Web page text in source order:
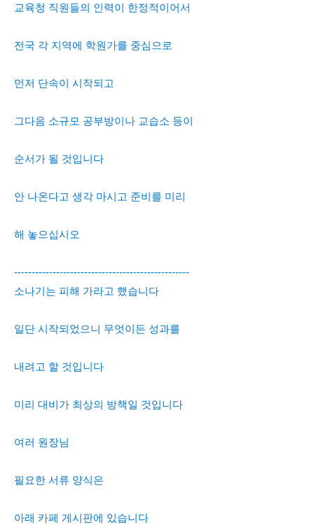
교육청 직원들의 인력이 한정적이어서
전국 각 지역에 학원가를 중심으로
먼저 단속이 시작되고
그다음 소규모 공부방이나 교습소 등이
순서가 될 것입니다
안 나온다고 생각 마시고 준비를 미리
해 놓으십시오
--------------------------------------------------
소나기는 피해 가라고 했습니다
일단 시작되었으니 무엇이든 성과를
내려고 할 것입니다
미리 대비가 최상의 방책일 것입니다
여러 원장님
필요한 서류 양식은
아래 카페 게시판에 있습니다